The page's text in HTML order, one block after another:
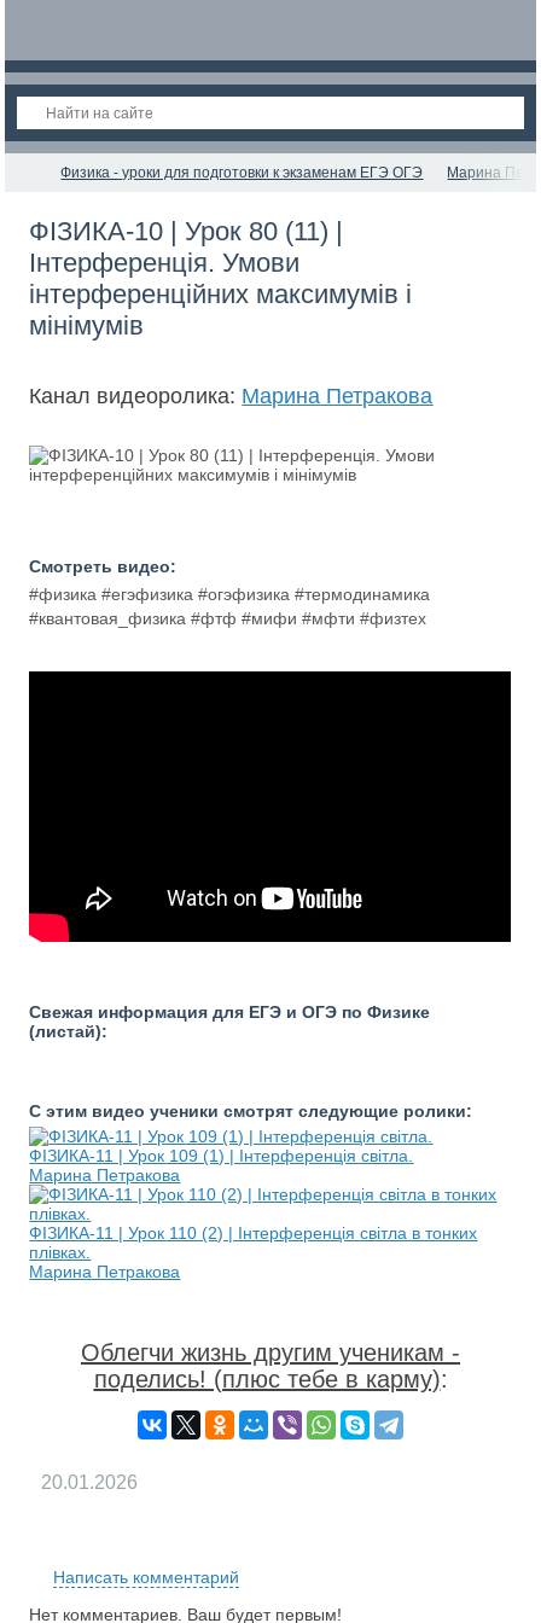
Физика - уроки для подготовки к экзаменам ЕГЭ ОГЭ Марина
ФІЗИКА-10 | Урок 80 (11) |
Інтерференція. Умови
інтерференційних максимумів і
мінімумів
Канал видеоролика: Марина Петракова
Смотреть видео:
#физика #егэфизика #огэфизика #термодинамика
#квантовая_физика #фтф #мифи #мфти #физтех
Свежая информация для ЕГЭ и ОГЭ по Физике
(листай):
С этим видео ученики смотрят следующие ролики:
ФІЗИКА-11 | Урок 109 (1) | Інтерференція світла.
Марина Петракова
ФІЗИКА-11 | Урок 110 (2) | Інтерференція світла в тонких
плівках.
Марина Петракова
Облегчи жизнь другим ученикам -
поделись! (плюс тебе в карму):
20.01.2026
Написать комментарий
Нет комментариев. Ваш будет первым!